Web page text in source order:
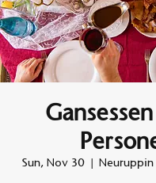
Sun, Nov 30
  |